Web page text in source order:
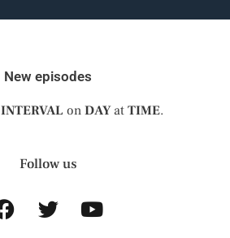
New episodes
INTERVAL on DAYat TIME.
Follow us